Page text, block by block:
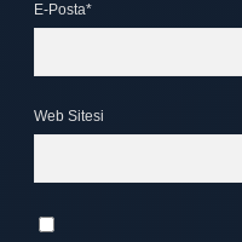
E-Posta*
Web Sitesi